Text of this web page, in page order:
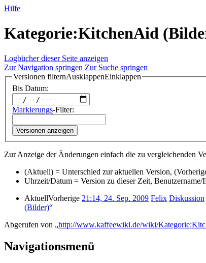
Hilfe
Kategorie:KitchenAid
Logbücher dieser Seite anzeigen
Zur Navigation springen Zur Suche springen
Versionen filternAusklappenEinklappen
Bis Datum:
Markierungs-Filter:
Versionen anzeigen
Zur Anzeige der Änderungen einfach die zu vergleichenden
(Aktuell) = Unterschied zur aktuellen Version,
Uhrzeit/Datum = Version zu dieser Zeit,
AktuellVorherige 21:14, 24. Sep. 2009 Felix Diskussion
(Bilder)“
Abgerufen von „http://www.kaffeewiki.de/wiki/
Navigationsmenü